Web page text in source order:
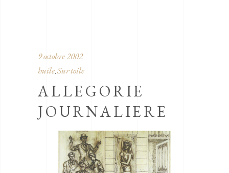
9 octobre 2002
huile, Sur toile
ALLEGORIE
JOURNALIERE